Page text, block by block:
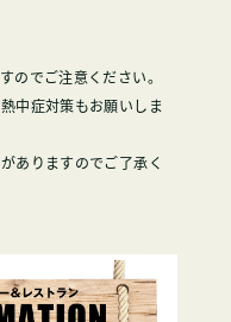
のでご注意ください。
中症対策もお願いしま
ありますのでご了承く